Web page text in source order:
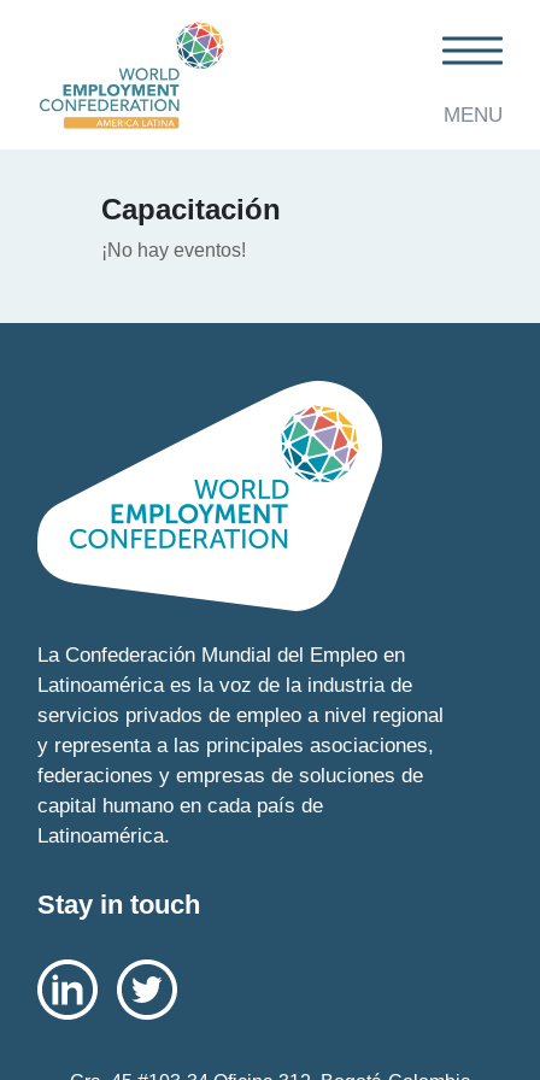
MENU
Capacitación
¡No hay eventos!
La Confederación Mundial del Empleo en
Latinoamérica es la voz de la industria de
servicios privados de empleo a nivel regional
y representa a las principales asociaciones,
federaciones y empresas de soluciones de
capital humano en cada país de
Latinoamérica.
Stay in touch